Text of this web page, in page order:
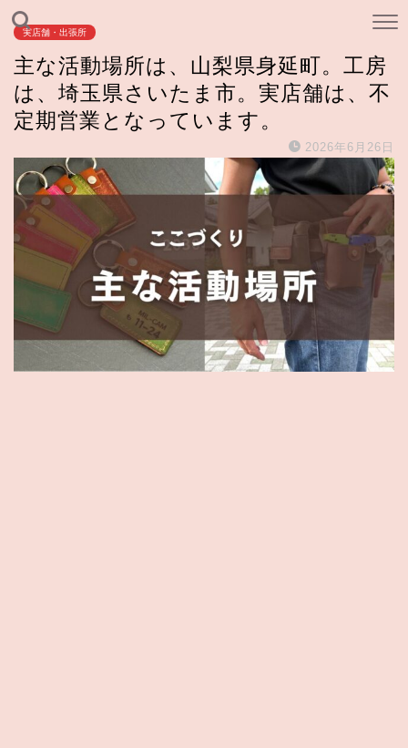
実店舗・出張所
主な活動場所は、山梨県身延町。工房
は、埼玉県さいたま市。実店舗は、不
定期営業となっています。
2026年6月26日